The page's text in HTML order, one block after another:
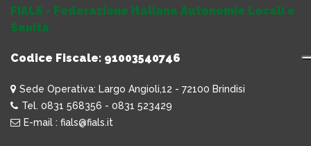
FIALS - Federazione Italiana Autonomie Locali e
Sanità
Codice Fiscale: 91003540746
Sede Operativa: Largo Angioli,12 - 72100 Brindisi
Tel. 0831 568356 - 0831 523429
E-mail : fials@fials.it